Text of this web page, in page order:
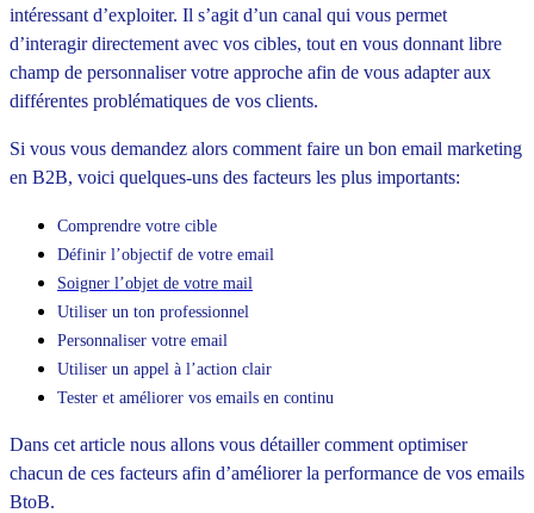
intéressant d’exploiter. Il s’agit d’un canal qui vous permet
d’interagir directement avec vos cibles, tout en vous donnant libre
champ de personnaliser votre approche afin de vous adapter aux
différentes problématiques de vos clients.
Si vous vous demandez alors comment faire un bon email marketing
en B2B, voici quelques-uns des facteurs les plus importants:
Comprendre votre cible
Définir l’objectif de votre email
Soigner l’objet de votre mail
Utiliser un ton professionnel
Personnaliser votre email
Utiliser un appel à l’action clair
Tester et améliorer vos emails en continu
Dans cet article nous allons vous détailler comment optimiser
chacun de ces facteurs afin d’améliorer la performance de vos emails
BtoB.